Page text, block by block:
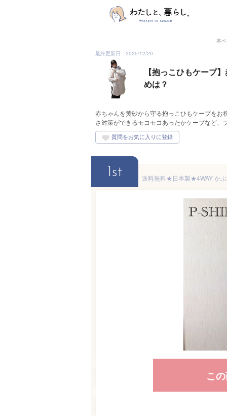
本
最終更新日：2025/12/20
【抱っこひもケープ
めは？
赤ちゃんを黄砂から守る抱っこひもケープを
さ対策ができるモコモコあったかケープなど
1st
こ